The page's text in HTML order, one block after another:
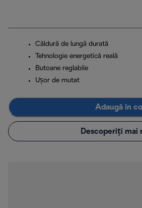
Căldură de lungă durată
Tehnologie energetică reală
Butoane reglabile
Ușor de mutat
Adaugă în
Descoperiți mai